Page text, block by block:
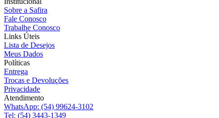
Sobre a Safira
Fale Conosco
Trabalhe Conosco
Links Úteis
Lista de Desejos
Meus Dados
Políticas
Entrega
Trocas e Devoluções
Privacidade
Atendimento
WhatsApp: (54) 99624-3102
Tel: (54) 3443-1349